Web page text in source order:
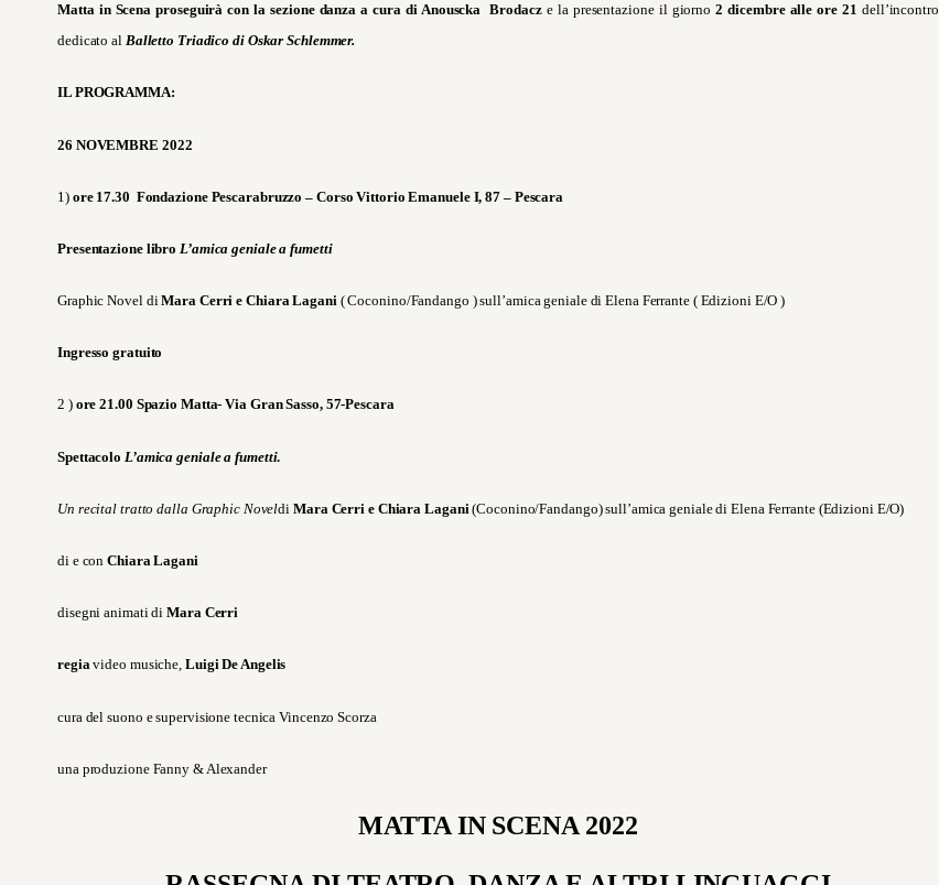
Matta in Scena proseguirà con la sezione danza a cura di Anouscka Brodacz e la presentazione il giorno2 dicembre alle ore 21dell’incontro
dedicato al Balletto Triadico di Oskar Schlemmer.
IL PROGRAMMA:
26 NOVEMBRE 2022
1) ore 17.30 Fondazione Pescarabruzzo – Corso Vittorio Emanuele I, 87 – Pescara
Presentazione libro L’amica geniale a fumetti
Graphic Novel diMara Cerri e Chiara Lagani ( Coconino/Fandango ) sull’amica geniale di Elena Ferrante ( Edizioni E/O )
Ingresso gratuito
2 ) ore 21.00 Spazio Matta- Via Gran Sasso, 57-Pescara
Spettacolo L’amica geniale a fumetti.
Un recital tratto dalla Graphic NoveldiMara Cerri e Chiara Lagani(Coconino/Fandango) sull’amica geniale di Elena Ferrante (Edizioni E/O)
di e conChiara Lagani
disegni animati diMara Cerri
regiavideo musiche, Luigi De Angelis
cura del suono e supervisione tecnica Vincenzo Scorza
una produzione Fanny & Alexander
MATTA IN SCENA 2022